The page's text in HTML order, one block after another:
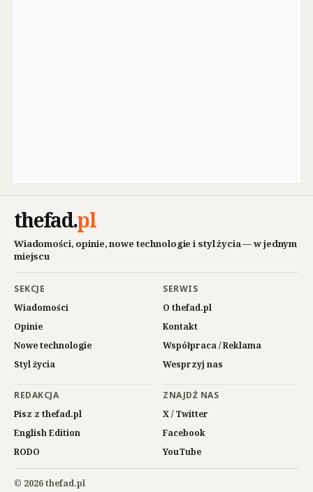
thefad.pl
Wiadomości, opinie, nowe technologie i styl życia — w jednym
miejscu
SEKCJE
Wiadomości
Opinie
Nowe technologie
Styl życia
SERWIS
O thefad.pl
Kontakt
Współpraca / Reklama
Wesprzyj nas
REDAKCJA
Pisz z thefad.pl
English Edition
RODO
ZNAJDŹ NAS
X / Twitter
Facebook
YouTube
© 2026 thefad.pl